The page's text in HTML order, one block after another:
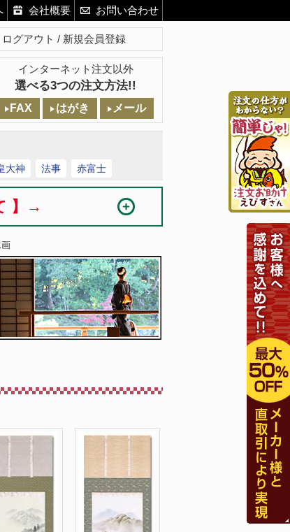
会社概要 お問い合わせ
ログアウト 新規会員登録
インターネット注文以外
選べる3つの注文方法!!
FAX はがき メール
大神 法事 赤富士
】→